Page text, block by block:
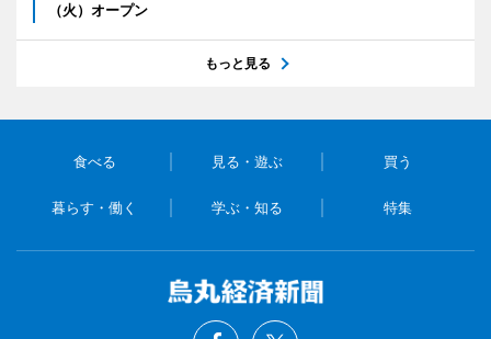
（火）オープン
もっと見る
食べる 見る・遊ぶ 買う
暮らす・働く 学ぶ・知る 特集